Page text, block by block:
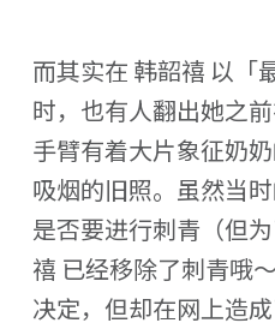
而其实在 韩韶禧 以「
时，也有人翻出她之
手臂有着大片象征奶
吸烟的旧照。虽然当时
是否要进行刺青（但
禧 已经移除了刺青哦
决定，但却在网上造